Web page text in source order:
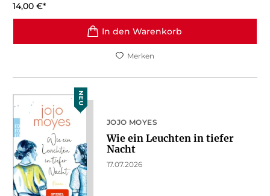
14,00 €*
In den Warenkorb
Merken
NEU
JOJO MOYES
Wie ein Leuchten in tiefer
Nacht
17.07.2026